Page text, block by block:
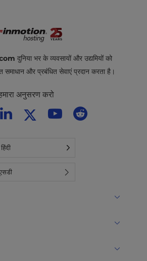
दुनिया भर के व्यवसायों और उद्यमियों को
समाधान और प्रबंधित सेवाएं प्रदान करता है।
अनुसरण करो
हिंदी